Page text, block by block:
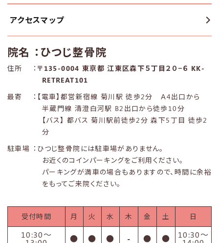
アクセスマップ
院名 ：ひつじ整骨院
住所 ： 〒135-0004 東京都 江東区森下５丁目２０−６ KK-
RETREAT101
最寄
：【電車】都営新宿線 菊川駅 徒歩2分 Ａ4出口から
半蔵門線 清澄白河駅 B2出口から徒歩10分
【バス】 都バス 菊川駅前徒歩2分 森下5丁目 徒歩2
分
駐車場 ：ひつじ整骨院には駐車場がありません。
お近くのコインパーキングをご利用ください。
パーキングが満車の場合もありますので、時間に余裕
をもってご来院ください。
受付時間 月 火 水 木 金 土 日
10:30〜 ● ● ● - ● ● 10:30〜